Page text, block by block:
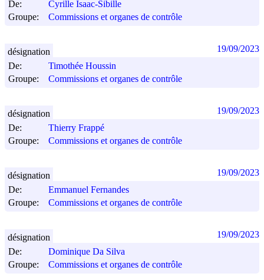
De:
Cyrille Isaac-Sibille
Groupe:
Commissions et organes de contrôle
De:
Timothée Houssin
Groupe:
Commissions et organes de contrôle
désignation 19/09/2023
De:
Thierry Frappé
Groupe:
Commissions et organes de contrôle
désignation 19/09/2023
De:
Emmanuel Fernandes
Groupe:
Commissions et organes de contrôle
désignation 19/09/2023
De:
Dominique Da Silva
Groupe:
Commissions et organes de contrôle
désignation 19/09/2023